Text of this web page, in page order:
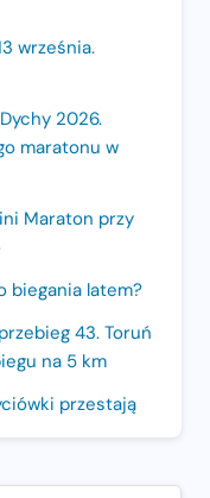
września.
2026.
maratonu w
Maraton przy
biegania latem?
43. Toruń
na 5 km
przestają